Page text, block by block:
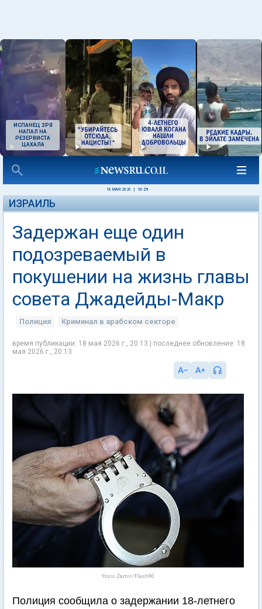
ИСПАНЕЦ ЗРЯ
НАПАЛ НА
РЕЗЕРВИСТА
ЦАХАЛА
18 МАЯ 2026 10:29
ИЗРАИЛЬ
Задержан еще один
подозреваемый в
покушении на жизнь главы
совета Джадейды-Макр
Полиция Криминал в арабском секторе
время публикации: 18 мая 2026 г., 20:13 | последнее обновление: 18
мая 2026 г., 20:13
Yossi Zamir/Flash90
Полиция сообщила о задержании 18-летнего